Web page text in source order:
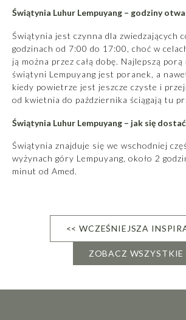
Świątynia Luhur Lempuyang – godziny
Świątynia jest czynna dla zwiedzających
godzinach od 7:00 do 17:00, choć w
ją można przez całą dobę. Najlepszą
świątyni Lempuyang jest poranek, a
kiedy powietrze jest jeszcze czyste i
od kwietnia do października ściągają tu
Świątynia Luhur Lempuyang – jak się dostać
Świątynia znajduje się we wschodniej
wyżynach góry Lempuyang, około 2
minut od Amed.
<< WCZEŚNIEJSZA
ZOBACZ WSZYSTKIE